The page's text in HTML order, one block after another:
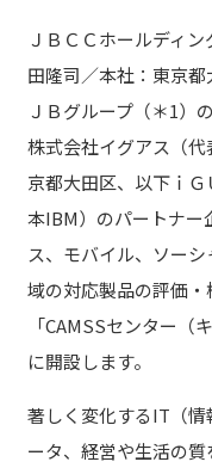
ＪＢＣＣホールディ
田隆司／本社：東京都
ＪＢグループ（＊1）
株式会社イグアス（
京都大田区、以下ｉ
本IBM）のパートナー
ス、モバイル、ソー
域の対応製品の評価
「CAMSSセンター（
に開設します。
著しく変化するIT（
ータ、経営や生活の